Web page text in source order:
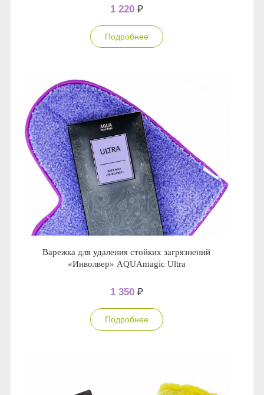
1 220 ₽
Подробнее
Варежка для удаления стойких загрязнений
«Инволвер» AQUAmagic Ultra
1 350 ₽
Подробнее